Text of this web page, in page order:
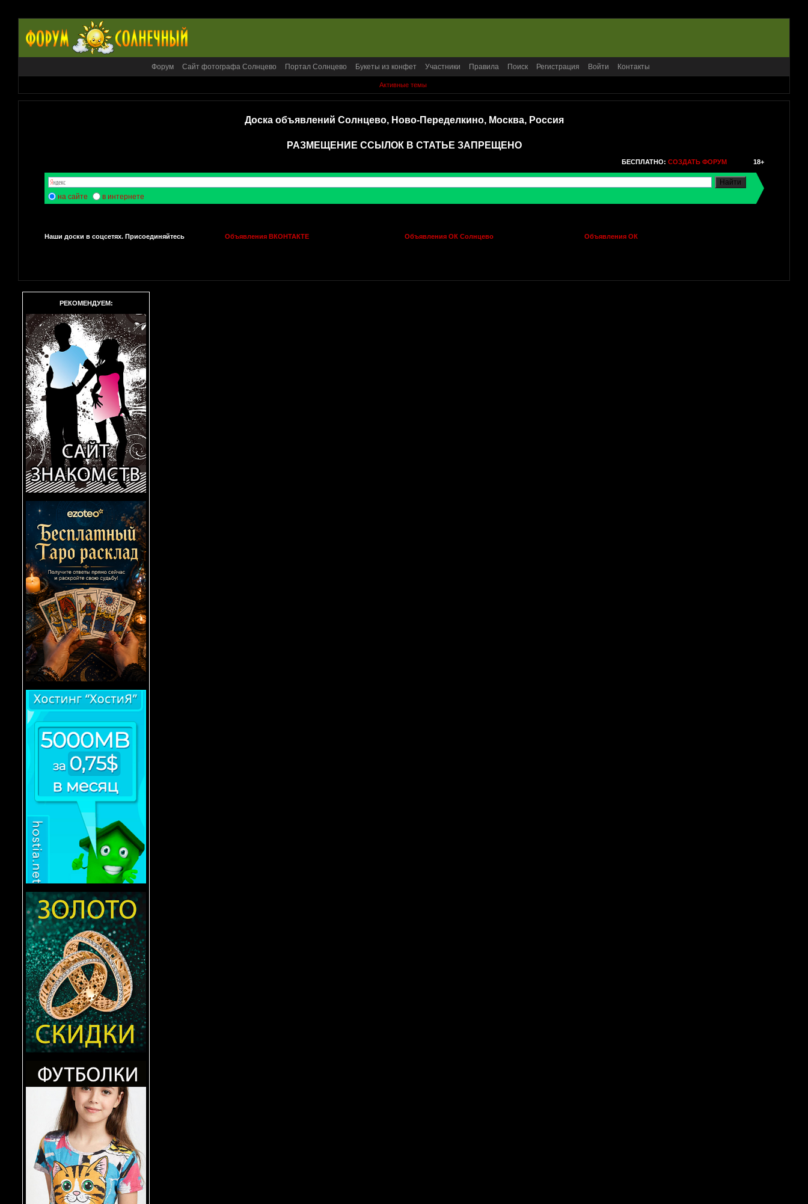
Форум Сайт фотографа Солнцево Портал Солнцево Букеты из конфет Участники Правила Поиск Регистрация Войти Контакты
Активные темы
Доска объявлений Солнцево, Ново-Переделкино, Москва, Россия
РАЗМЕЩЕНИЕ ССЫЛОК В СТАТЬЕ ЗАПРЕЩЕНО
БЕСПЛАТНО: СОЗДАТЬ ФОРУМ 18+
на сайте в интернете
Наши доски в соцсетях. Присоединяйтесь Объявления ВКОНТАКТЕ Объявления ОК Солнцево Объявления ОК
РЕКОМЕНДУЕМ: